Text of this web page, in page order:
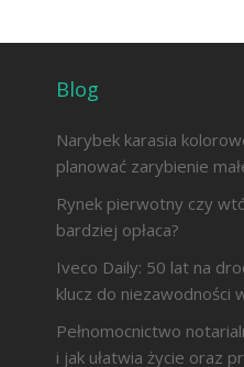
Blog
Narybek karasia
planować zarybienie
Rynek pierwotny czy
bardziej opłaca?
Iveco Daily: 50 lat na
klucz do niezawodności
Pełnomocnictwo
i jak ułatwia życie oraz